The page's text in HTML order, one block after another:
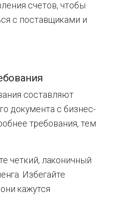
счетов, чтобы
с поставщиками и
составляют
документа с бизнес-
требования, тем
четкий, лаконичный
Избегайте
кажутся